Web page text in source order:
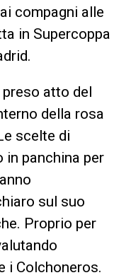
compagni alle
in Supercoppa
atto del
della rosa
scelte di
in panchina per
sul suo
Proprio per
i Colchoneros.